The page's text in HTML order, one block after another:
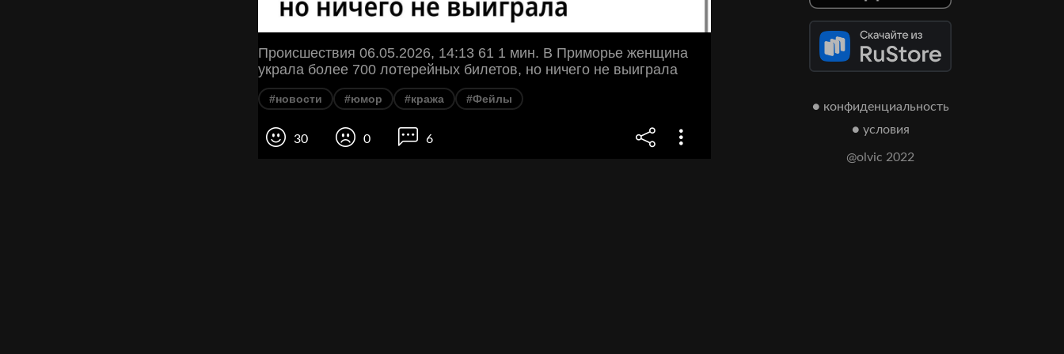
Происшествия 06.05.2026, 14:13 61 1 мин. В Приморье женщина
украла более 700 лотерейных билетов, но ничего не выиграла
#новости #юмор #кража #Фейлы
30 0 6
● конфиденциальность
● условия
@olvic 2022